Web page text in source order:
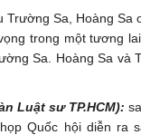
Trường Sa, Hoàng Sa
trong một tương
Sa. Hoàng Sa và
Luật sư TP.HCM):
Quốc hội diễn ra